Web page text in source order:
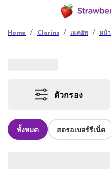
Home / Clarins / เมคอัพ / หน้า
ตัวกรอง
ทั้งหมด สตรอเบอร์รีเน็ต